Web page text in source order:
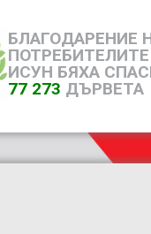
БЛАГОДАРЕНИЕ
ИСУН БЯХА
77 273 ДЪРВЕТА